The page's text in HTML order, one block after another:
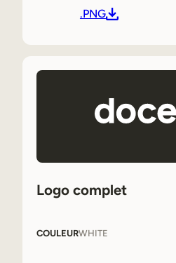
.PNG
Logo complet
COULEURWHITE